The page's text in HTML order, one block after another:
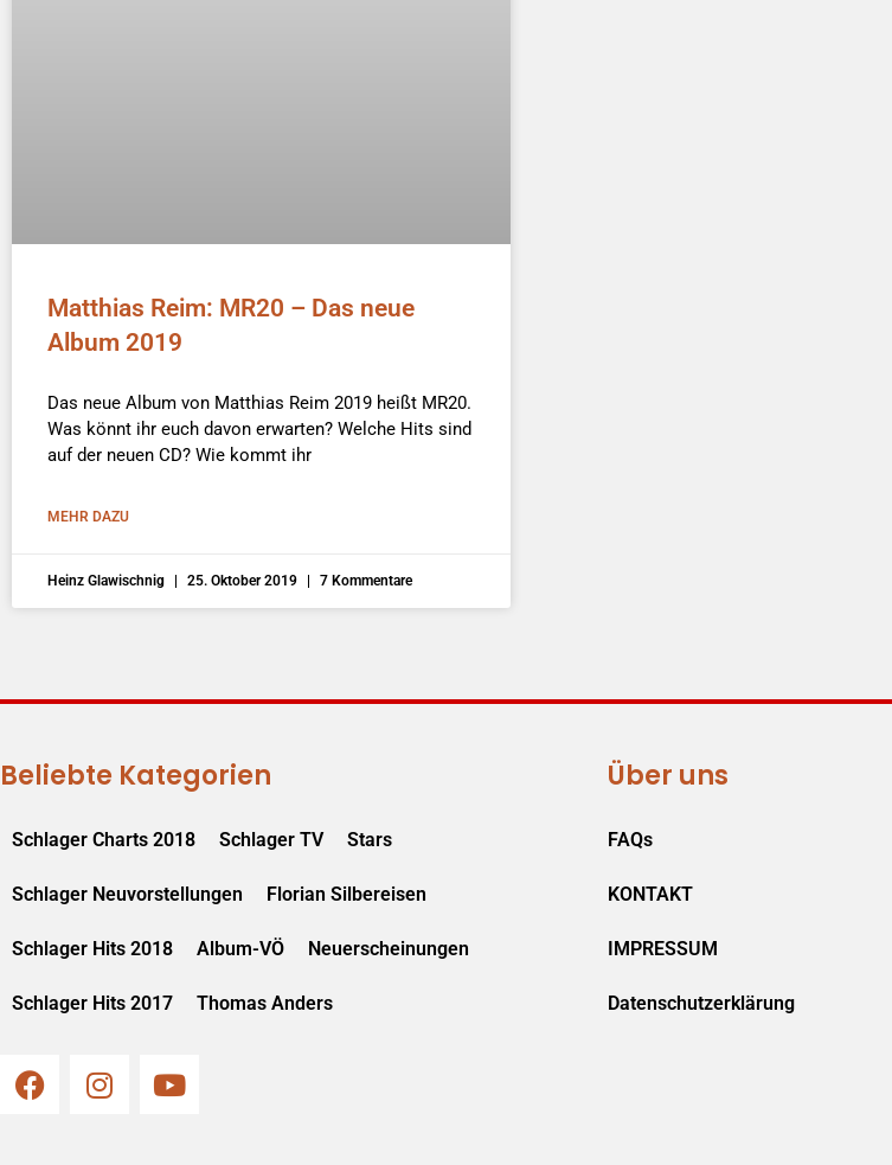
Matthias Reim: MR20 – Das neue
Album 2019
Das neue Album von Matthias Reim 2019 heißt MR20.
Was könnt ihr euch davon erwarten? Welche Hits sind
auf der neuen CD? Wie kommt ihr
MEHR DAZU
Heinz Glawischnig 25. Oktober 2019 7 Kommentare
Beliebte Kategorien
Schlager Charts 2018 Schlager TV Stars
Schlager Neuvorstellungen Florian Silbereisen
Schlager Hits 2018 Album-VÖ Neuerscheinungen
Schlager Hits 2017 Thomas Anders
Über uns
FAQs
KONTAKT
IMPRESSUM
Datenschutzerklärung